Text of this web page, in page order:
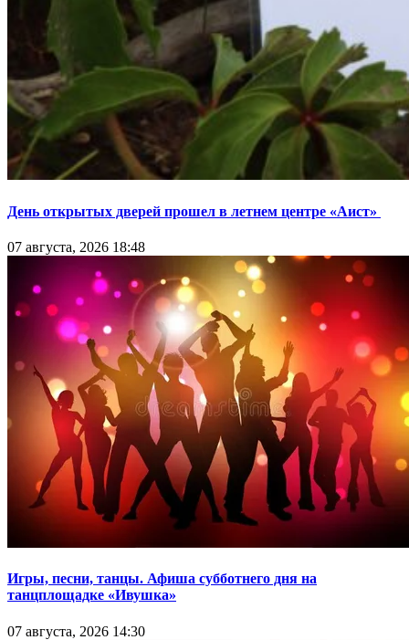
День открытых дверей прошел в летнем центре «Аист»
07 августа, 2026 18:48
Игры, песни, танцы. Афиша субботнего дня на
танцплощадке «Ивушка»
07 августа, 2026 14:30